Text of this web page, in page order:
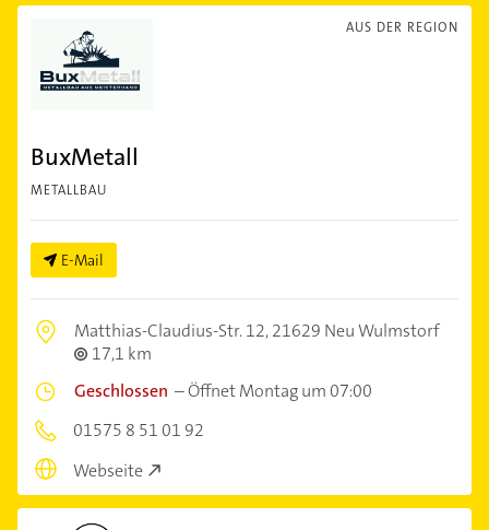
AUS DER REGION
BuxMetall
METALLBAU
E-Mail
Matthias-Claudius-Str. 12,21629 Neu Wulmstorf
17,1 km
Geschlossen –Öffnet Montag um 07:00
01575 8 51 01 92
Webseite